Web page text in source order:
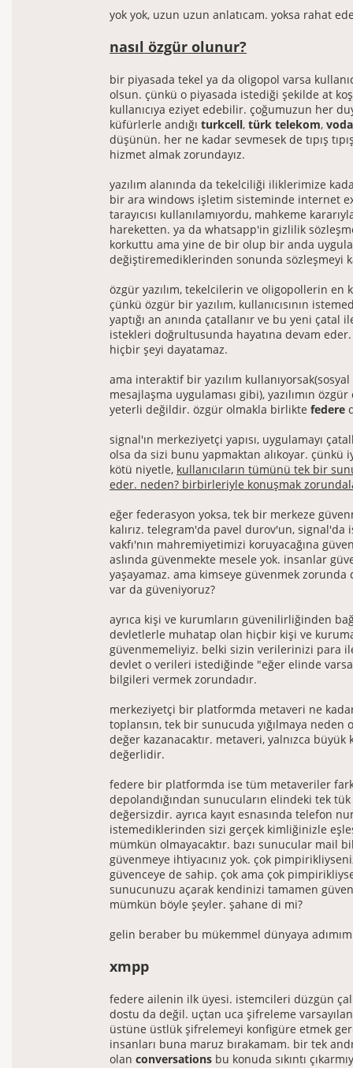
yok yok, uzun uzun anlatıcam. yoksa rahat
nasıl özgür olunur?
bir piyasada tekel ya da oligopol varsa
olsun. çünkü o piyasada istediği şekilde at
kullanıcıya eziyet edebilir. çoğumuzun her
küfürlerle andığı turkcell, türk telekom,
düşünün. her ne kadar sevmesek de tıpış
hizmet almak zorundayız.
yazılım alanında da tekelciliği iliklerimize
bir ara windows işletim sisteminde internet
tarayıcısı kullanılamıyordu, mahkeme
hareketten. ya da whatsapp'in gizlilik
korkuttu ama yine de bir olup bir anda
değiştiremediklerinden sonunda sözleşmeyi
özgür yazılım, tekelcilerin ve oligopollerin en
çünkü özgür bir yazılım, kullanıcısının
yaptığı an anında çatallanır ve bu yeni çatal
istekleri doğrultusunda hayatına devam eder.
hiçbir şeyi dayatamaz.
ama interaktif bir yazılım
mesajlaşma uygulaması gibi), yazılımın özgür
yeterli değildir. özgür olmakla birlikte federe
signal'ın merkeziyetçi yapısı, uygulamayı
olsa da sizi bunu yapmaktan alıkoyar. çünkü
kötü niyetle, kullanıcıların tümünü tek bir
eder. neden? birbirleriyle konuşmak
eğer federasyon yoksa, tek bir merkeze
kalırız. telegram'da pavel durov'un, signal'da
vakfı'nın mahremiyetimizi koruyacağına
aslında güvenmekte mesele yok. insanlar
yaşayamaz. ama kimseye güvenmek zorunda
var da güveniyoruz?
ayrıca kişi ve kurumların güvenilirliğinden
devletlerle muhatap olan hiçbir kişi ve
güvenmemeliyiz. belki sizin verilerinizi para
devlet o verileri istediğinde "eğer elinde
bilgileri vermek zorundadır.
merkeziyetçi bir platformda metaveri ne
toplansın, tek bir sunucuda yığılmaya neden
değer kazanacaktır. metaveri, yalnızca
değerlidir.
federe bir platformda ise tüm metaveriler
depolandığından sunucuların elindeki tek
değersizdir. ayrıca kayıt esnasında telefon
istemediklerinden sizi gerçek kimliğinizle
mümkün olmayacaktır. bazı sunucular mail
güvenmeye ihtiyacınız yok. çok
güvenceye de sahip. çok ama çok
sunucunuzu açarak kendinizi tamamen
mümkün böyle şeyler. şahane di mi?
gelin beraber bu mükemmel dünyaya
xmpp
federe ailenin ilk üyesi. istemcileri düzgün
dostu da değil. uçtan uca şifreleme
üstüne üstlük şifrelemeyi konfigüre etmek
insanları buna maruz bırakamam. bir tek
olan conversations bu konuda sıkıntı